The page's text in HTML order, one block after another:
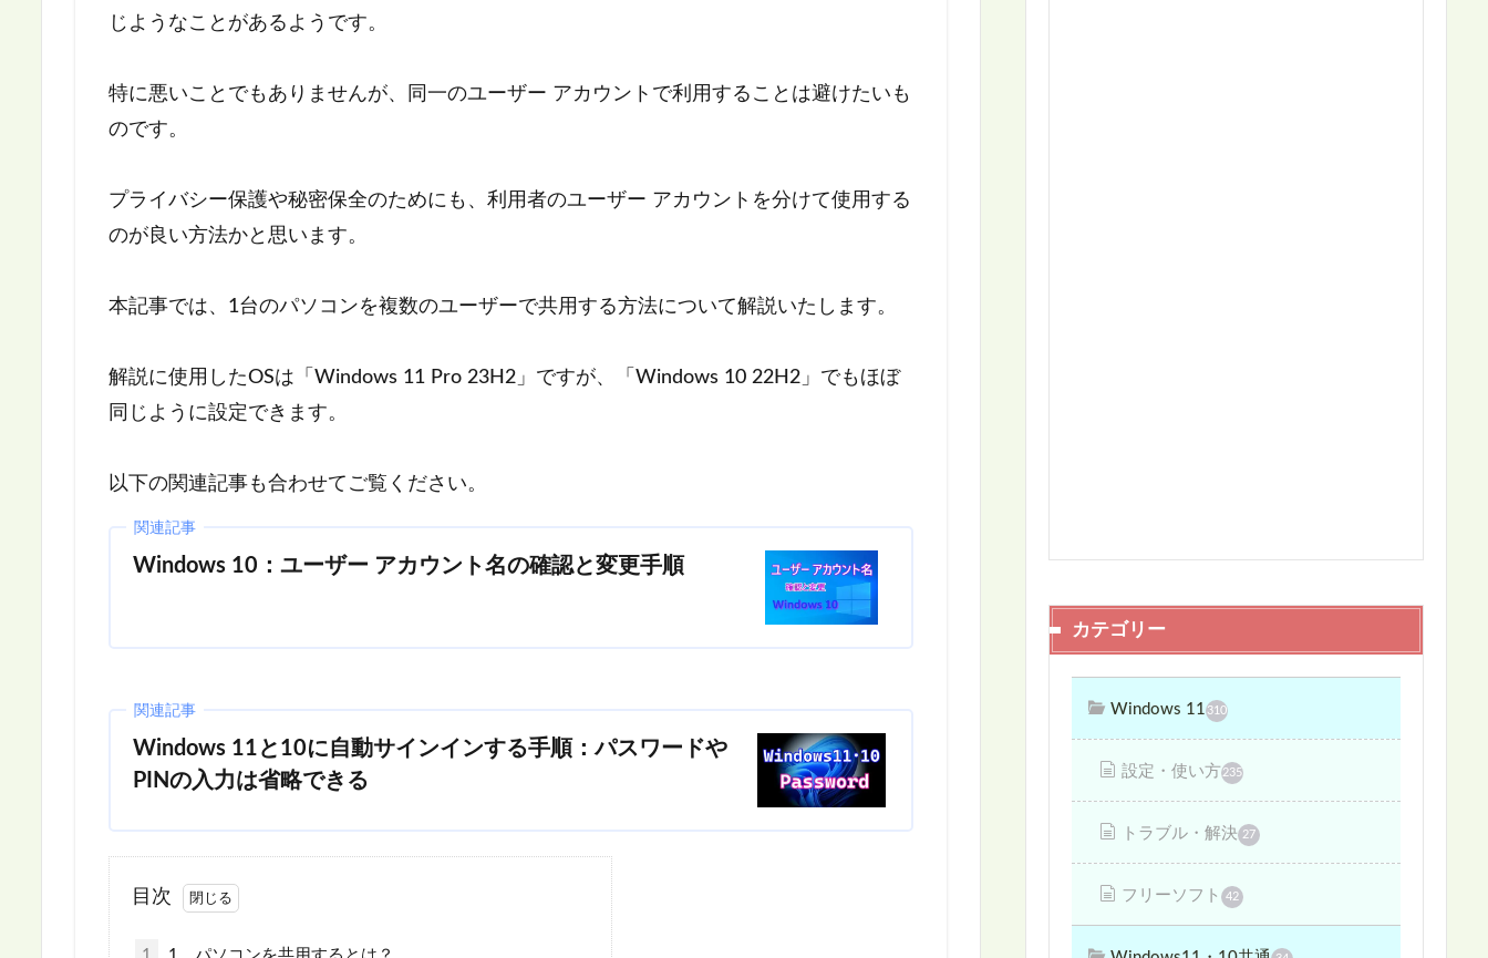
じようなことがあるようです。
特に悪いことでもありませんが、同一のユーザー アカウントで利用することは避けたいも
のです。
プライバシー保護や秘密保全のためにも、利用者のユーザー アカウントを分けて使用する
のが良い方法かと思います。
本記事では、1台のパソコンを複数のユーザーで共用する方法について解説いたします。
解説に使用したOSは「Windows 11 Pro 23H2」ですが、「Windows 10 22H2」でもほぼ
同じように設定できます。
以下の関連記事も合わせてご覧ください。
関連記事
Windows 10：ユーザー アカウント名の確認と変更手順
関連記事
Windows 11と10に自動サインインする手順：パスワードや
PINの入力は省略できる
目次
カテゴリー
Windows 11 310
設定・使い方235
トラブル・解決 27
フリーソフト 42